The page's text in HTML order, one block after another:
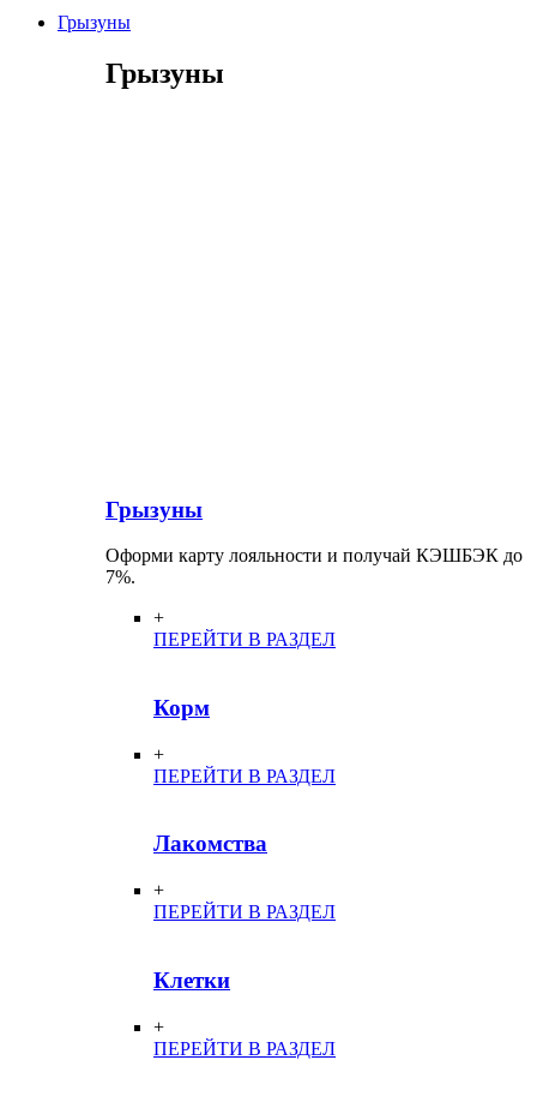
Грызуны
Грызуны
Грызуны
Оформи карту лояльности и получай КЭШБЭК до
7%.
+
ПЕРЕЙТИ В РАЗДЕЛ
Корм
+
ПЕРЕЙТИ В РАЗДЕЛ
Лакомства
+
ПЕРЕЙТИ В РАЗДЕЛ
Клетки
+
ПЕРЕЙТИ В РАЗДЕЛ